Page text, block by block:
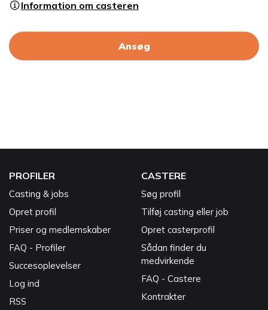
Information om casteren
Ansøg
PROFILER
Casting & jobs
Opret profil
Priser og medlemskaber
FAQ - Profiler
Succesoplevelser
Log ind
RSS
CASTERE
Søg profil
Tilføj casting eller job
Opret casterprofil
Sådan finder du
medvirkende
FAQ - Castere
Kontrakter